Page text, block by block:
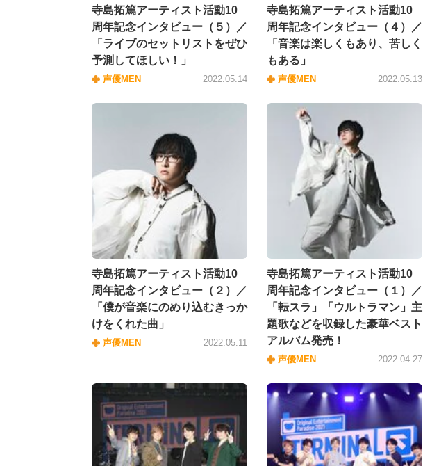
寺島拓篤アーティスト活動10
周年記念インタビュー（５）／
「ライブのセットリストをぜひ
予測してほしい！」
声優MEN 2022.05.14
寺島拓篤アーティスト活動10
周年記念インタビュー（４）／
「音楽は楽しくもあり、苦しく
もある」
声優MEN 2022.05.13
寺島拓篤アーティスト活動10
周年記念インタビュー（２）／
「僕が音楽にのめり込むきっか
けをくれた曲」
声優MEN 2022.05.11
寺島拓篤アーティスト活動10
周年記念インタビュー（１）／
「転スラ」「ウルトラマン」主
題歌などを収録した豪華ベスト
アルバム発売！
声優MEN 2022.04.27